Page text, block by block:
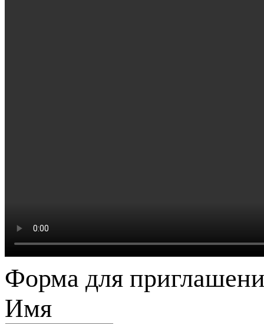
Форма для
Имя